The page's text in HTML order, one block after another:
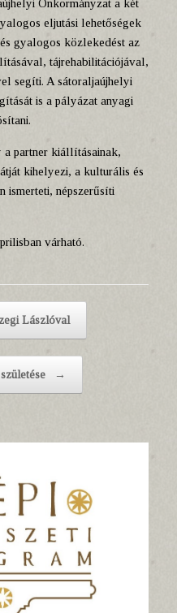
Önkormányzat a két
eljutási lehetőségek
gyalogos közlekedést az
tájrehabilitációjával,
segíti. A sátoraljaújhelyi
is a pályázat anyagi
partner kiállításainak,
kihelyezi, a kulturális és
ismerteti, népszerűsíti
várható.
Lászlóval
→